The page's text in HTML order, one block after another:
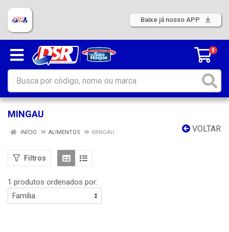
Baixe já nosso APP
0
MINGAU
VOLTAR
INÍCIO ALIMENTOS MINGAU
Filtros
1 produtos ordenados por: